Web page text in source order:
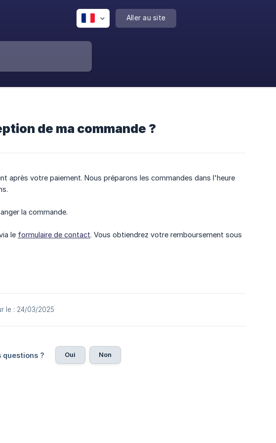
Aller au site
de ma commande ?
après votre paiement. Nous préparons les commandes dans l'heure
la commande.
le formulaire de contact. Vous obtiendrez votre remboursement sous
le : 24/03/2025
? Oui Non